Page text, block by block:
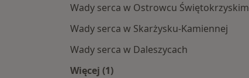
Wady serca w Ostrowcu Świętokrzyskim
Wady serca w Skarżysku-Kamiennej
Wady serca w Daleszycach
Więcej (1)